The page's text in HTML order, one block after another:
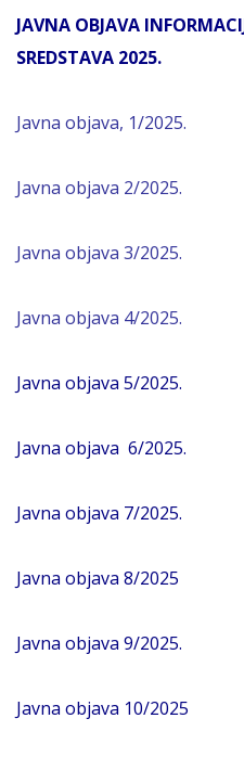
JAVNA OBJAVA
SREDSTAVA 2025.
Javna objava, 1/2025.
Javna objava 2/2025.
Javna objava 3/2025.
Javna objava 4/2025.
Javna objava 5/2025.
Javna objava 6/2025.
Javna objava 7/2025.
Javna objava 8/2025
Javna objava 9/2025.
Javna objava 10/2025